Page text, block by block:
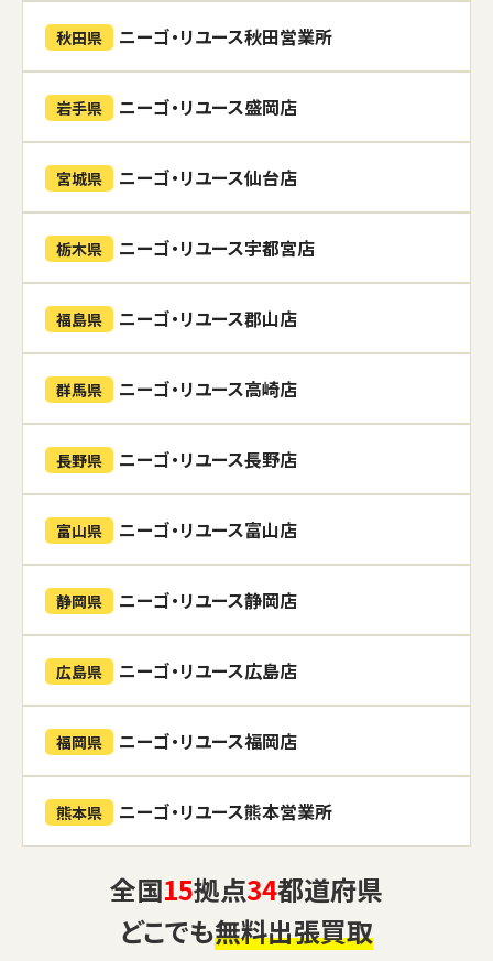
秋田県 ニーゴ・リユース秋田営業所
岩手県 ニーゴ・リユース盛岡店
宮城県 ニーゴ・リユース仙台店
栃木県 ニーゴ・リユース宇都宮店
福島県 ニーゴ・リユース郡山店
群馬県 ニーゴ・リユース高崎店
長野県 ニーゴ・リユース長野店
富山県 ニーゴ・リユース富山店
静岡県 ニーゴ・リユース静岡店
広島県 ニーゴ・リユース広島店
福岡県 ニーゴ・リユース福岡店
熊本県 ニーゴ・リユース熊本営業所
全国15拠点34都道府県
どこでも無料出張買取